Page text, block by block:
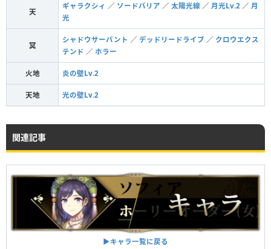
天
ギャラクシィ ／ ソードバリア ／ 太陽光線 ／ 月光Lv.2 ／ 月
光
冥
シャドウサーバント ／ デッドリードライブ ／ クロウエクス
テンド ／ ホラー
火地 炎の壁Lv.2
天地 光の壁Lv.2
関連記事
▶︎キャラ一覧に戻る